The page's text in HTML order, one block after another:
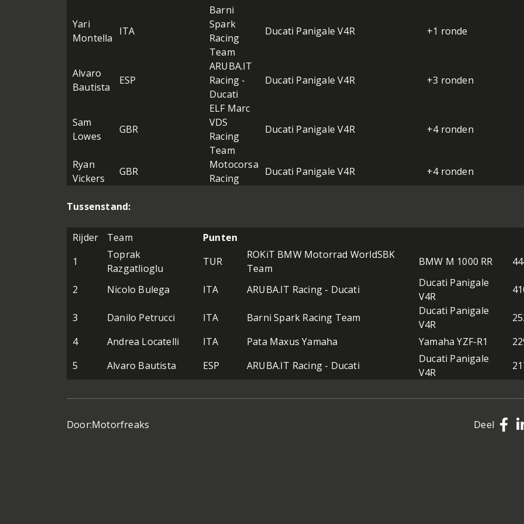
Yari
Montella
ITA
Barni
Spark
Racing
Team
Ducati Panigale V4R +1 ronde
Alvaro
Bautista
ESP
ARUBA.IT
Racing -
Ducati
Ducati Panigale V4R +3 ronden
Sam
Lowes
GBR
ELF Marc
VDS
Racing
Team
Ducati Panigale V4R +4 ronden
Ryan
Vickers
GBR
Motocorsa
Racing
Ducati Panigale V4R +4 ronden
Tussenstand:
Rijder Team
Punten
1
Toprak
Razgatlioglu
TUR
ROKiT BMW Motorrad WorldSBK
Team
BMW M 1000 RR
2 Nicolo Bulega ITA ARUBA.IT Racing - Ducati
Ducati Panigale
V4R
3 Danilo Petrucci ITA Barni Spark Racing Team
Ducati Panigale
V4R
4
Andrea Locatelli ITA Pata Maxus Yamaha Yamaha YZF-R1
5
Alvaro Bautista ESP ARUBA.IT Racing - Ducati
Ducati Panigale
V4R
Door:Motorfreaks Deel